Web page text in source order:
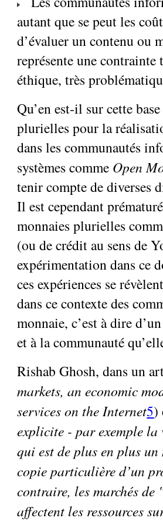
autant que se peut les
d’évaluer un contenu ou
représente une
éthique, très
Qu’en est-il sur cette
plurielles pour la
dans les communautés
systèmes comme Open
tenir compte de diverses
Il est cependant
monnaies plurielles
(ou de crédit au sens de
expérimentation dans ce
ces expériences se
dans ce contexte des
monnaie, c’est à dire
et à la communauté
Rishab Ghosh, dans un
markets, an economic
services on the Internet5)
explicite - par exemple la
qui est de plus en plus un
copie particulière d’un
contraire, les marchés
affectent les ressources